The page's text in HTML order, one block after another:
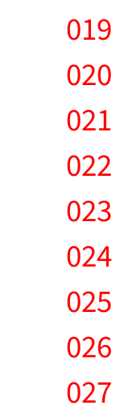
019
020
021
022
023
024
025
026
027